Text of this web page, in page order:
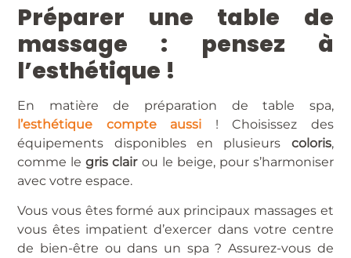
Préparer une table de
massage : pensez à
l’esthétique !
En matière de préparation de table spa,
l’esthétique compte aussi ! Choisissez des
équipements disponibles en plusieurs coloris,
comme legris clairou le beige, pour s’harmoniser
avec votre espace.
Vous vous êtes formé aux principaux massages et
vous êtes impatient d’exercer dans votre centre
de bien-être ou dans un spa ? Assurez-vous de